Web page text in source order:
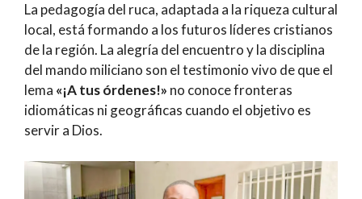
La pedagogía del ruca, adaptada a la riqueza cultural
local, está formando a los futuros líderes cristianos
de la región. La alegría del encuentro y la disciplina
del mando miliciano son el testimonio vivo de que el
lema «¡A tus órdenes!» no conoce fronteras
idiomáticas ni geográficas cuando el objetivo es
servir a Dios.